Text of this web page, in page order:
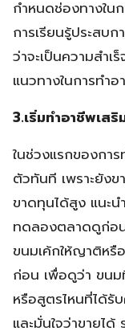
กำหนดช่องทางใน
การเรียนรู้ประสบ
ว่าจะเป็นความสำเ
แนวทางในการทำ
3.เริ่มทำอาชีพเสริ
ในช่วงแรกของการ
ตัวทันที เพราะยัง
ขาดทุนได้สูง แนะน
ทดลองตลาดดูก่อน
ขนมเค้กให้ญาติหรื
ก่อน เพื่อดูว่า ขน
หรือสูตรไหนที่ได้รั
และมั่นใจว่าขายไ